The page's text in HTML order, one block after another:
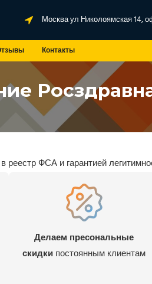
Москва ул Николоямская 14,
Контакты
реестр ФСА и гарантией
Делаем пресональные
скидки постоянным клиентам